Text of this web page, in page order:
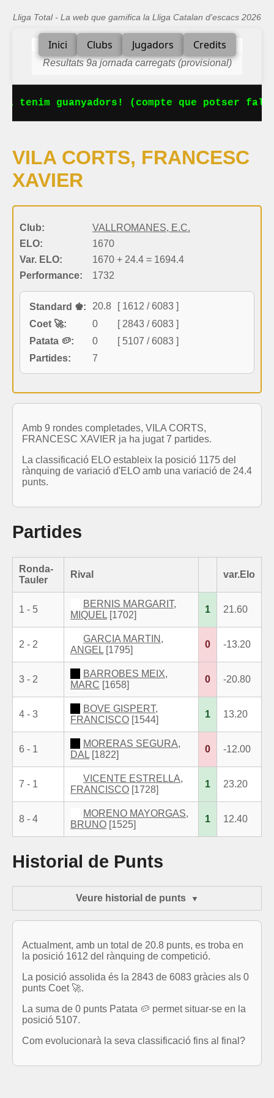
Lliga Total - La web que gamifica la Lliga Catalan d'escacs 2026
Inici Clubs Jugadors Credits
Resultats 9a jornada carregats (provisional)
tenim guanyadors! (compte que potser
VILA CORTS, FRANCESC
XAVIER
Club:
VALLROMANES, E.C.
ELO:
1670
Var. ELO:
1670 + 24.4 = 1694.4
Performance:
1732
Standard ♚: 20.8
[ 1612 / 6083 ]
Coet 🚀:
0
[ 2843 / 6083 ]
Patata 🥔:
0
[ 5107 / 6083 ]
Partides:
7
Amb 9 rondes completades, VILA CORTS,
FRANCESC XAVIER ja ha jugat 7 partides.
La classificació ELO estableix la posició 1175 del
rànquing de variació d'ELO amb una variació de 24.4
punts.
Partides
Ronda-
Tauler
Rival var.Elo
1 - 5
BERNIS MARGARIT,
MIQUEL [1702]
1 21.60
2 - 2
GARCIA MARTIN,
ANGEL [1795]
0 -13.20
3 - 2
BARROBES MEIX,
MARC [1658]
0 -20.80
4 - 3
BOVE GISPERT,
FRANCISCO [1544]
1 13.20
6 - 1
MORERAS SEGURA,
DAL [1822]
0 -12.00
7 - 1
VICENTE ESTRELLA,
FRANCISCO [1728]
1 23.20
8 - 4
MORENO MAYORGAS,
BRUNO [1525]
1 12.40
Historial de Punts
Veure historial de punts
Actualment, amb un total de 20.8 punts, es troba en
la posició 1612 del rànquing de competició.
La posició assolida és la 2843 de 6083 gràcies als 0
punts Coet 🚀.
La suma de 0 punts Patata 🥔 permet situar-se en la
posició 5107.
Com evolucionarà la seva classificació fins al final?